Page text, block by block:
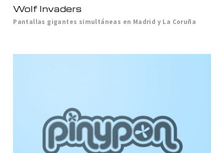
Wolf Invaders
Pantallas gigantes simultáneas en Madrid y La Coruña